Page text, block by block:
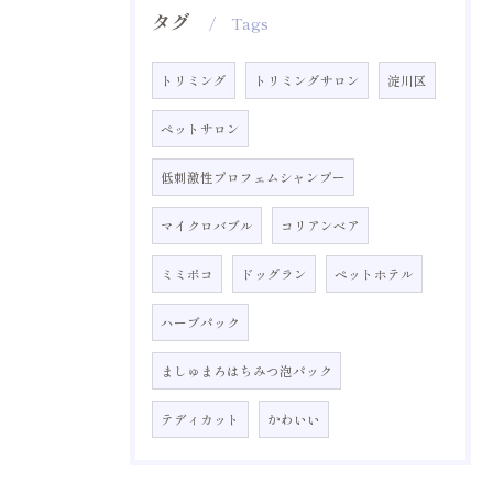
タグ Tags
トリミング トリミングサロン 淀川区
ペットサロン
低刺激性プロフェムシャンプー
マイクロバブル コリアンベア
ミミポコ ドッグラン ペットホテル
ハーブパック
ましゅまろはちみつ泡パック
テディカット かわいい